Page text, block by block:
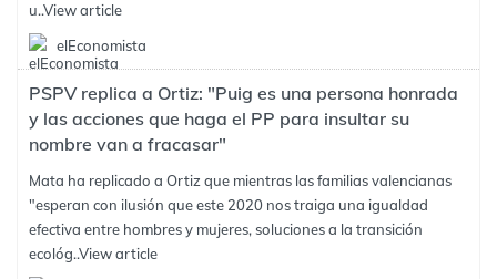
u..View article
elEconomista
PSPV replica a Ortiz: "Puig es una persona honrada
y las acciones que haga el PP para insultar su
nombre van a fracasar"
Mata ha replicado a Ortiz que mientras las familias valencianas
"esperan con ilusión que este 2020 nos traiga una igualdad
efectiva entre hombres y mujeres, soluciones a la transición
ecológ..View article